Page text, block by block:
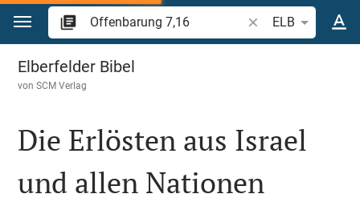
Zum Inhalt springen
Bibelstelle oder
ELB
Offenbarung 7
Elberfelder Bibel
vonSCM Verlag
Die Erlösten aus Israel
und allen Nationen